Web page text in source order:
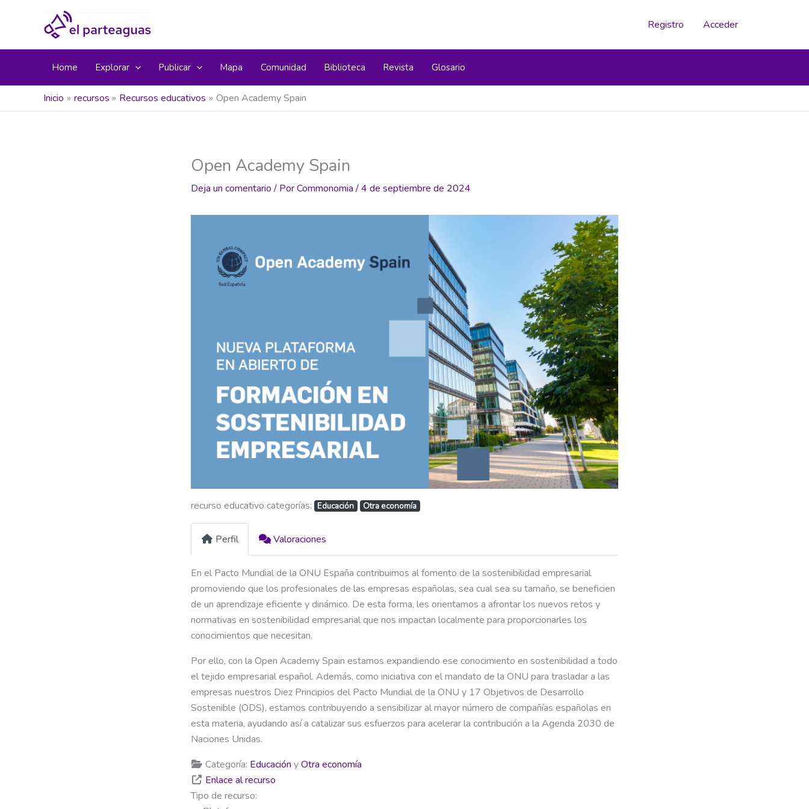
Registro Acceder
Home Explorar Publicar Mapa Comunidad Biblioteca Revista Glosario
Inicio recursos Recursos educativos Open Academy Spain
Open Academy Spain
Deja un comentario / PorCommonomia/4 de septiembre de 2024
recurso educativo categorías: Educación Otra economía
Perfil Valoraciones
En el Pacto Mundial de la ONU España contribuimos al fomento de la sostenibilidad empresarial
promoviendo que los profesionales de las empresas españolas, sea cual sea su tamaño, se beneficien
de un aprendizaje eficiente y dinámico. De esta forma, les orientamos a afrontar los nuevos retos y
normativas en sostenibilidad empresarial que nos impactan localmente para proporcionarles los
conocimientos que necesitan.
Por ello, con la Open Academy Spain estamos expandiendo ese conocimiento en sostenibilidad a todo
el tejido empresarial español. Además, como iniciativa con el mandato de la ONU para trasladar a las
empresas nuestros Diez Principios del Pacto Mundial de la ONU y 17 Objetivos de Desarrollo
Sostenible (ODS), estamos contribuyendo a sensibilizar al mayor número de compañías españolas en
esta materia, ayudando así a catalizar sus esfuerzos para acelerar la contribución a la Agenda 2030 de
Naciones Unidas.
Categoría: Educación yOtra economía
Enlace al recurso
Tipo de recurso: